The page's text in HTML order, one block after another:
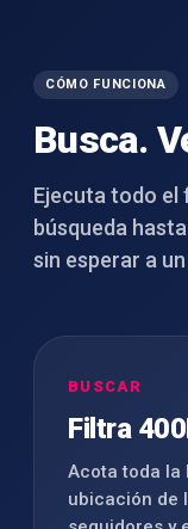
CÓMO FUNCIONA
Busca.
Ejecuta todo el
búsqueda
sin esperar a
BUSCAR
Filtra
Acota toda la
ubicación de